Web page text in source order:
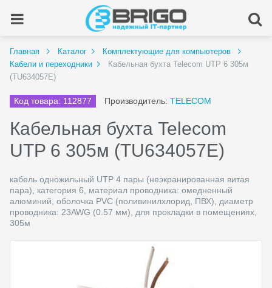
Главная Каталог
Комплектующие для компьютеров
Кабели и переходники
Кабельная бухта Telecom UTP 6 305м
(TU634057E)
Код товара: 112877 Производитель: TELECOM
Кабельная бухта Telecom
UTP 6 305м (TU634057E)
кабель одножильный UTP 4 пары (неэкранированная витая
пара), категория 6, материал проводника: омедненный
алюминий, оболочка PVC (поливинилхлорид, ПВХ), диаметр
проводника: 23AWG (0.57 мм), для прокладки в помещениях,
305м